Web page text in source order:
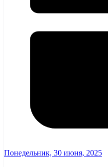
Понедельник, 30 июня, 2025